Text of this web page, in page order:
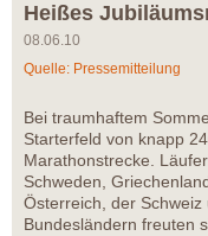
Heißes
08.06.10
Quelle: Pressemitteilung
Bei traumhaftem
Starterfeld von knapp
Marathonstrecke.
Schweden,
Österreich, der
Bundesländern freuten